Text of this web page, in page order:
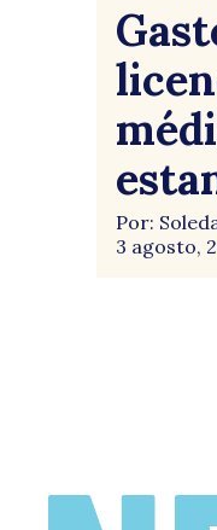
Por:
3 agosto,